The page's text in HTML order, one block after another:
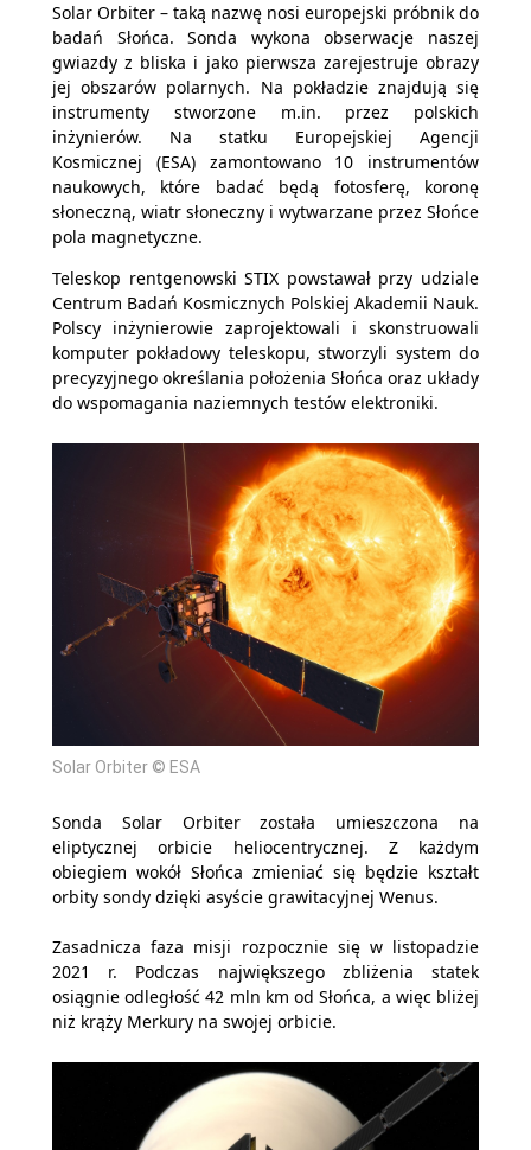
Solar Orbiter – taką nazwę nosi europejski próbnik do
badań Słońca. Sonda wykona obserwacje naszej
gwiazdy z bliska i jako pierwsza zarejestruje obrazy
jej obszarów polarnych. Na pokładzie znajdują się
instrumenty stworzone m.in. przez polskich
inżynierów. Na statku Europejskiej Agencji
Kosmicznej (ESA) zamontowano 10 instrumentów
naukowych, które badać będą fotosferę, koronę
słoneczną, wiatr słoneczny i wytwarzane przez Słońce
pola magnetyczne.
Teleskop rentgenowski STIX powstawał przy udziale
Centrum Badań Kosmicznych Polskiej Akademii Nauk.
Polscy inżynierowie zaprojektowali i skonstruowali
komputer pokładowy teleskopu, stworzyli system do
precyzyjnego określania położenia Słońca oraz układy
do wspomagania naziemnych testów elektroniki.
Solar Orbiter © ESA
Sonda Solar Orbiter została umieszczona na
eliptycznej orbicie heliocentrycznej. Z każdym
obiegiem wokół Słońca zmieniać się będzie kształt
orbity sondy dzięki asyście grawitacyjnej Wenus.
Zasadnicza faza misji rozpocznie się w listopadzie
2021 r. Podczas największego zbliżenia statek
osiągnie odległość 42 mln km od Słońca, a więc bliżej
niż krąży Merkury na swojej orbicie.